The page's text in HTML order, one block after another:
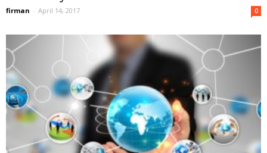
firman - April 14, 2017 0